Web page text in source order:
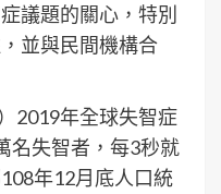
議題的關心，特別
並與民間機構合
2019年全球失智症
名失智者，每3秒就
年12月底人口統